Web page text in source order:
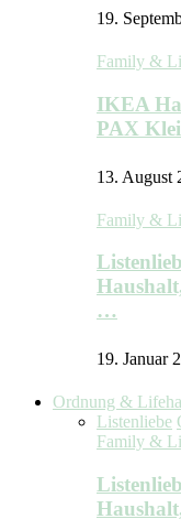
19.
Family &
IKEA
PAX
13. August
Family &
…
19. Januar
Ordnung &
Listenliebe
Family &